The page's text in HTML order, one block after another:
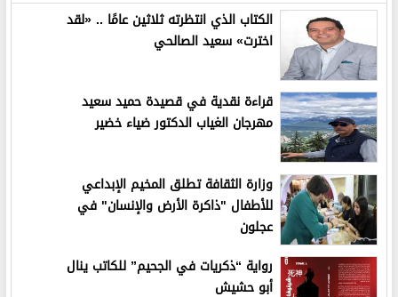
الكتاب الذي انتظرته ثلاثين عامًا .. «لقد
اخترت» سعيد الصالحي
قراءة نقدية في قصيدة حميد سعيد
مهرجان الغياب الدكتور ضياء خضير
وزارة الثقافة تطلق المخيم الإبداعي
للأطفال "ذاكرة الأرض والإنسان" في
عجلون
رواية “ذكريات في الجحيم” للكاتب ينال
أبو حشيش